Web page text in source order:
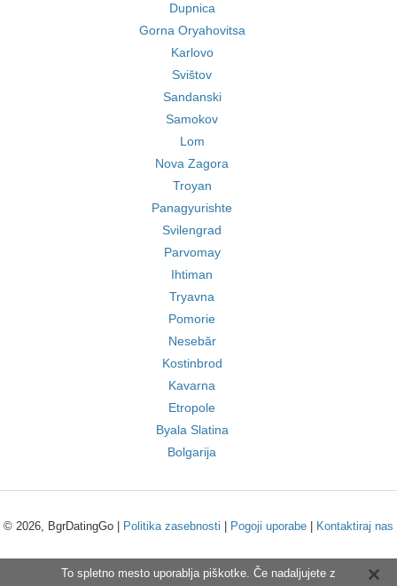
Dupnica
Gorna Oryahovitsa
Karlovo
Svištov
Sandanski
Samokov
Lom
Nova Zagora
Troyan
Panagyurishte
Svilengrad
Parvomay
Ihtiman
Tryavna
Pomorie
Nesebăr
Kostinbrod
Kavarna
Etropole
Byala Slatina
Bolgarija
© 2026, BgrDatingGo | Politika zasebnosti Pogoji uporabe Kontaktiraj nas
To spletno mesto uporablja piškotke. Če nadaljujete z